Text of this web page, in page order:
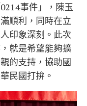
事件」，陳玉
順利，同時在立
印象深刻。此次
就是希望能夠擴
的支持，協助國
民國打拚。